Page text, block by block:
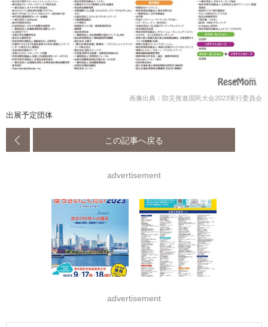
画像出典：防災推進国民大会2023実行委員会
出展予定団体
この記事へ戻る
advertisement
advertisement